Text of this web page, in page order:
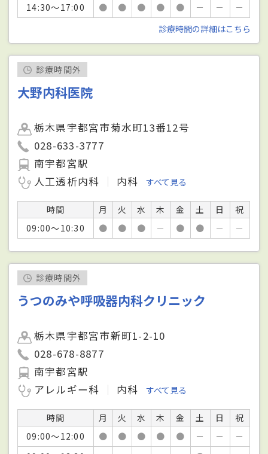
14:30～17:00
● ● ● ● ● － －
－
診療時間の詳細はこちら
診療時間外
大野内科医院
栃木県宇都宮市菊水町13番12号
028-633-3777
南宇都宮駅
人工透析内科
内科 すべて見る
時間 月 火 水 木 金 土 日
祝
09:00～10:30
● ● ● － ● ● － －
診療時間外
うつのみや呼吸器内科クリニック
栃木県宇都宮市新町1-2-10
028-678-8877
南宇都宮駅
アレルギー科
内科 すべて見る
時間 月 火 水 木 金 土 日
祝
09:00～12:00
● ● ● ● ● － －
－